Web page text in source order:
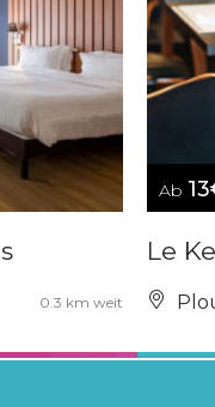
0.3 km weit
Ab
Le